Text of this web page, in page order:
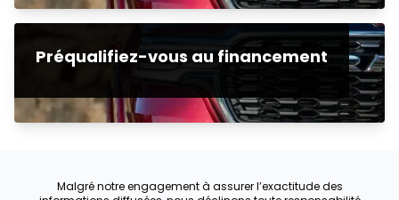
Préqualifiez-vous au financement
Malgré notre engagement à assurer l’exactitude des